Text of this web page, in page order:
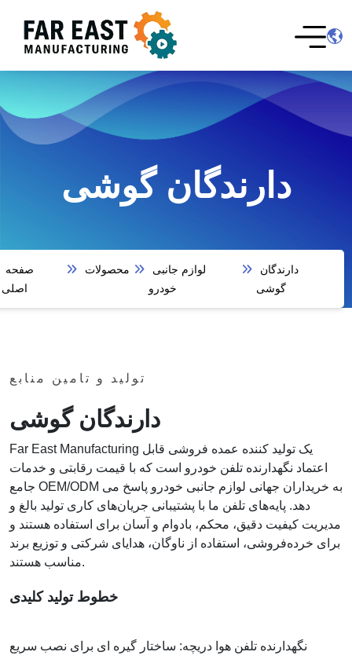
دارندگان گوشی
صفحه
اصلی
محصولات
لوازم جانبی
خودرو
دارندگان
گوشی
تولید و تامین منابع
دارندگان گوشی
Far East Manufacturing یک تولید کننده عمده فروشی قابل
اعتماد نگهدارنده تلفن خودرو است که با قیمت رقابتی و خدمات
جامع OEM/ODM به خریداران جهانی لوازم جانبی خودرو پاسخ می
دهد. پایه‌های تلفن ما با پشتیبانی جریان‌های کاری تولید بالغ و
مدیریت کیفیت دقیق، محکم، بادوام و آسان برای استفاده هستند و
برای خرده‌فروشی، استفاده از ناوگان، هدایای شرکتی و توزیع برند
مناسب هستند.
خطوط تولید کلیدی
نگهدارنده تلفن هوا دریچه: ساختار گیره ای برای نصب سریع